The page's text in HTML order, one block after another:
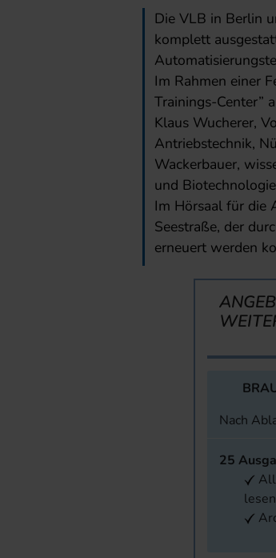
Die VLB in Berlin
komplett
Im Rahmen einer
Trainings-Center”
Klaus Wucherer,
Antriebstechnik,
Wackerbauer,
und
Im Hörsaal für die
Seestraße, der
erneuert werden
Nach
25
lesen